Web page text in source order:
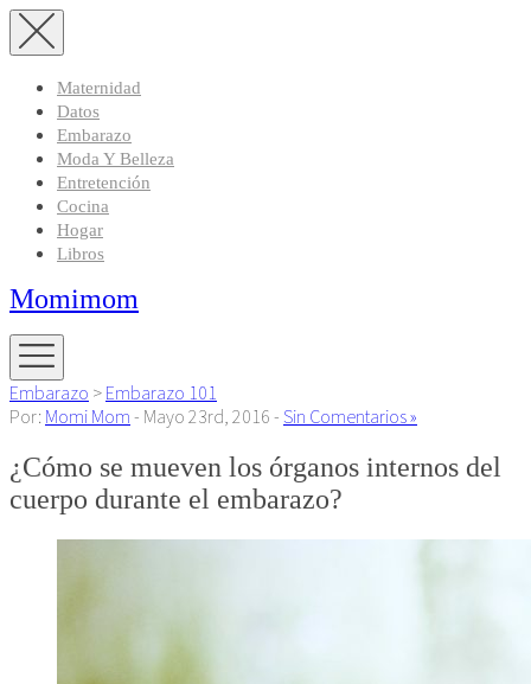
Maternidad
Datos
Embarazo
Moda Y Belleza
Entretención
Cocina
Hogar
Libros
Momimom
Embarazo > Embarazo 101
Por: Momi Mom - Mayo 23rd, 2016 - Sin Comentarios »
¿Cómo se mueven los órganos internos del
cuerpo durante el embarazo?